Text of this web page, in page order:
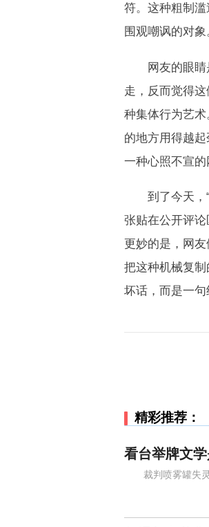
符。这种粗制
围观嘲讽的对象
网友的眼睛是
走，反而觉得
种集体行为艺
的地方用得越
一种心照不宣的
到了今天，“
张贴在公开评
更妙的是，网友
把这种机械复
坏话，而是一
精彩推荐：
看台举牌文
裁判喷雾罐失灵